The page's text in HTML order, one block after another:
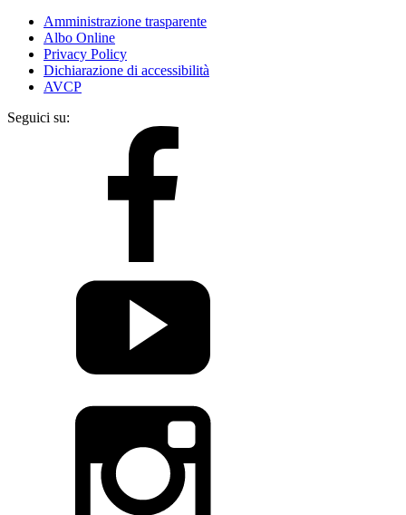
Amministrazione trasparente
Albo Online
Privacy Policy
Dichiarazione di accessibilità
AVCP
Seguici su: